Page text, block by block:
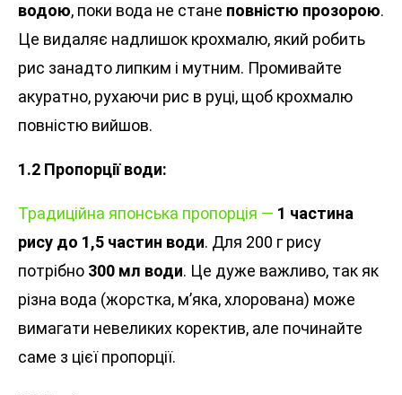
водою, поки вода не стане повністю прозорою.
Це видаляє надлишок крохмалю, який робить
рис занадто липким і мутним. Промивайте
акуратно, рухаючи рис в руці, щоб крохмалю
повністю вийшов.
1.2 Пропорції води:
Традиційна японська пропорція — 1 частина
рису до 1,5 частин води. Для 200 г рису
потрібно 300 мл води. Це дуже важливо, так як
різна вода (жорстка, м’яка, хлорована) може
вимагати невеликих коректив, але починайте
саме з цієї пропорції.